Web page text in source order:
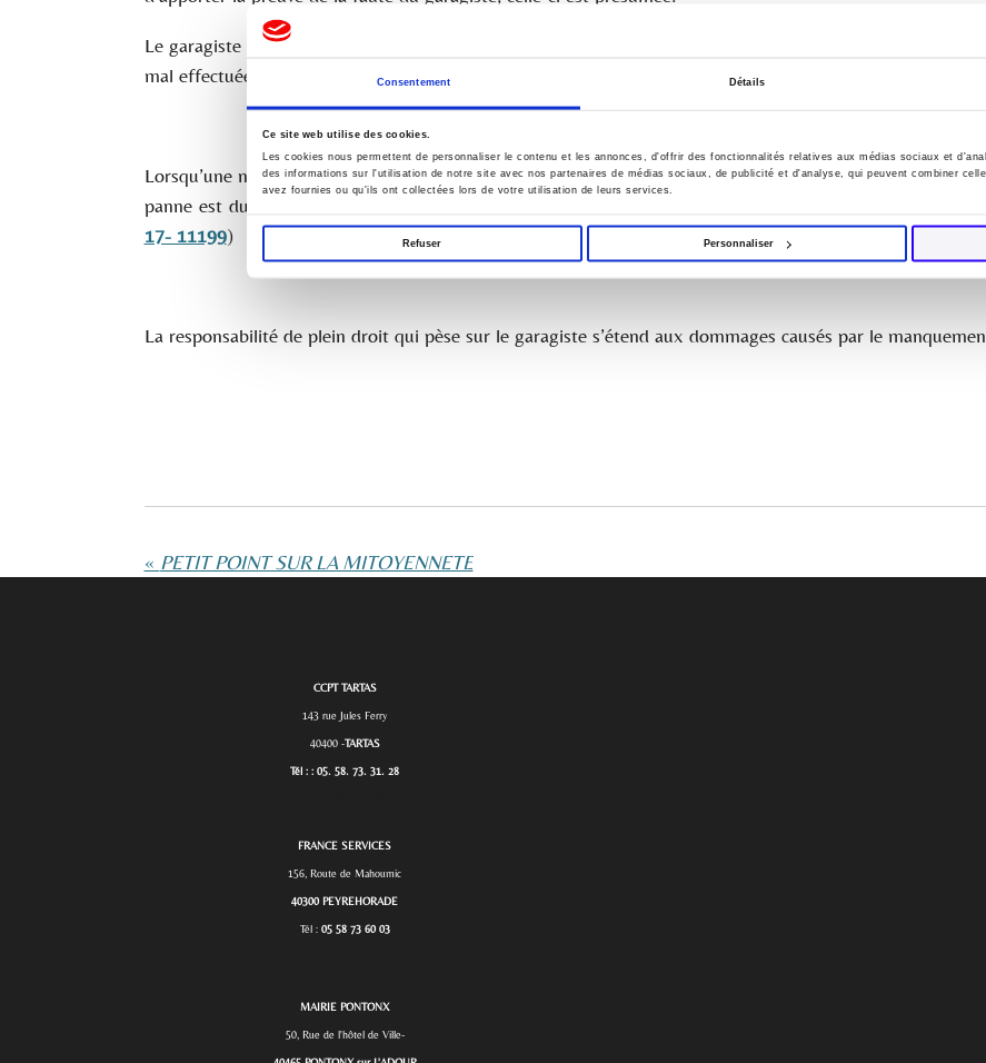
Consentement Détails
Ce site web utilise des cookies.
Les cookies nous permettent de personnaliser le contenu et les annonces, d'offrir des fonctionnalités relatives aux médias sociaux et
des informations sur l'utilisation de notre site avec nos partenaires de médias sociaux, de publicité et d'analyse, qui peuvent combiner
avez fournies ou qu'ils ont collectées lors de votre utilisation de leurs services.
Refuser Personnaliser
Le garagiste doit alors reprendre à ses frais les réparations ou rembourser à son client la réparation
mal effectuée et que le véhicule retombe rapidement en panne pour les mêmes raisons.
Lorsqu’une nouvelle panne survient alors qu’un certain temps s’est écoulé depuis la première
panne est due à une défectuosité déjà existante au jour de l’intervention du garagiste ou est reliée à
17- 11199)
La responsabilité de plein droit qui pèse sur le garagiste s’étend aux dommages causés par le
« PETIT POINT SUR LA MITOYENNETE
CCPT TARTAS
143 rue Jules Ferry
40400 -TARTAS
Tél : : 05. 58. 73. 31. 28
FRANCE SERVICES
156, Route de Mahoumic
40300 PEYREHORADE
Tél : 05 58 73 60 03
MAIRIE PONTONX
50, Rue de l'hôtel de Ville-